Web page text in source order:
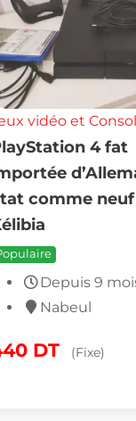
vidéo et
4 fat
comme neuf
Depuis 9
Nabeul
DT (Fixe)